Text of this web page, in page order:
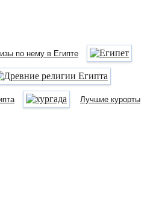
по нему в Египте
Лучшие курорты